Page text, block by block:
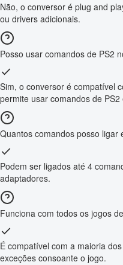
Não, o conversor é plug and
ou drivers adicionais.
Posso usar comandos de PS2
Sim, o conversor é compatível
permite usar comandos de
Quantos comandos posso ligar
Podem ser ligados até 4
adaptadores.
Funciona com todos os jogos
É compatível com a maioria
exceções consoante o jogo.